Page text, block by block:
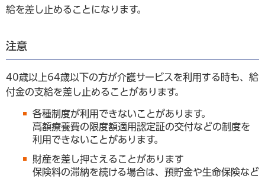
給を差し止めることになります。
注意
40歳以上64歳以下の方が介護サービスを利用する時も、給
付金の支給を差し止めることがあります。
各種制度が利用できないことがあります。
高額療養費の限度額適用認定証の交付などの制度を
利用できないことがあります。
財産を差し押さえることがあります
保険料の滞納を続ける場合は、預貯金や生命保険など